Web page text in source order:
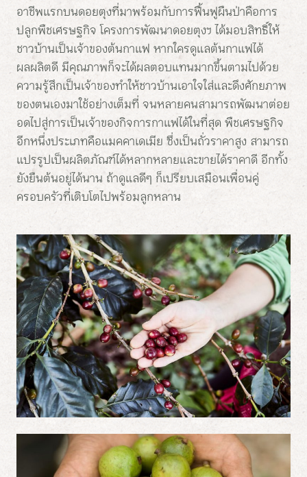
อาชีพแรกบนดอยตุงที่มาพร้อมกับการฟื้นฟูผืนป่าคือการ
ปลูกพืชเศรษฐกิจ โครงการพัฒนาดอยตุงฯ ได้มอบสิทธิ์ให้
ชาวบ้านเป็นเจ้าของต้นกาแฟ หากใครดูแลต้นกาแฟได้
ผลผลิตดี มีคุณภาพก็จะได้ผลตอบแทนมากขึ้นตามไปด้วย
ความรู้สึกเป็นเจ้าของทำให้ชาวบ้านเอาใจใส่และดึงศักยภาพ
ของตนเองมาใช้อย่างเต็มที่ จนหลายคนสามารถพัฒนาต่อย
อดไปสู่การเป็นเจ้าของกิจการกาแฟได้ในที่สุด พืชเศรษฐกิจ
อีกหนึ่งประเภทคือแมคคาเดเมีย ซึ่งเป็นถั่วราคาสูง สามารถ
แปรรูปเป็นผลิตภัณฑ์ได้หลากหลายและขายได้ราคาดี อีกทั้ง
ยังยืนต้นอยู่ได้นาน ถ้าดูแลดีๆ ก็เปรียบเสมือนเพื่อนคู่
ครอบครัวที่เติบโตไปพร้อมลูกหลาน